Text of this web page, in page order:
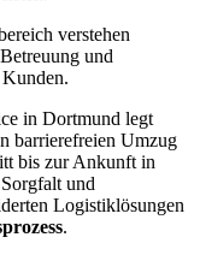
verstehen
und
in Dortmund legt
barrierefreien Umzug
bis zur Ankunft in
und
Logistiklösungen
.